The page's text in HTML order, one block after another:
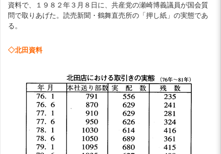
資料で、１９８２年３月８日に、共産党の瀬崎博義議員が国会質
問で取りあげた。読売新聞・鶴舞直売所の「押し紙」の実態であ
る。
◇北田資料